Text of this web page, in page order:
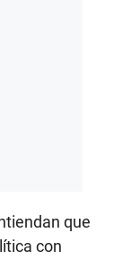
que
con